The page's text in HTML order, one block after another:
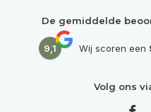
De gemiddelde
9,1 Wij scoren een
Volg ons